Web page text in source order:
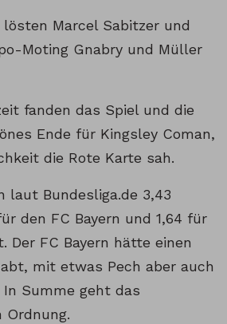
Marcel Sabitzer und
Moting Gnabry und Müller
fanden das Spiel und die
Ende für Kingsley Coman,
die Rote Karte sah.
laut Bundesliga.de 3,43
den FC Bayern und 1,64 für
Der FC Bayern hätte einen
mit etwas Pech aber auch
Summe geht das
Ordnung.